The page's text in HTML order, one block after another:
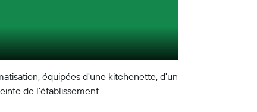
équipées d'une kitchenette, d'un
de l'établissement.